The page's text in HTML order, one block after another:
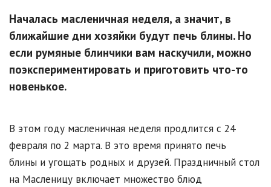
Началась масленичная неделя, а значит, в
ближайшие дни хозяйки будут печь блины. Но
если румяные блинчики вам наскучили, можно
поэкспериментировать и приготовить что-то
новенькое.
В этом году масленичная неделя продлится с 24
февраля по 2 марта. В это время принято печь
блины и угощать родных и друзей. Праздничный стол
на Масленицу включает множество блюд